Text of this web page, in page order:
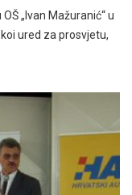
„Ivan Mažuranić“ u
ured za prosvjetu,